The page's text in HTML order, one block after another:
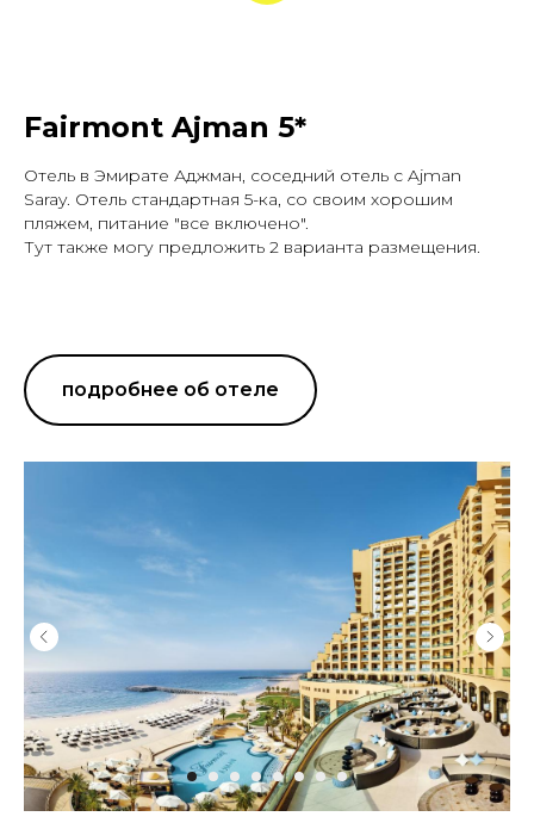
Fairmont Ajman 5*
Отель в Эмирате Аджман, cоседний отель с Ajman
Saray. Отель стандартная 5-ка, со своим хорошим
пляжем, питание "все включено".
Тут также могу предложить 2 варианта размещения.
подробнее об отеле